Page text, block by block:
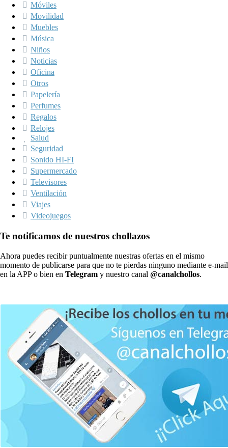
Móviles
Movilidad
Muebles
Música
Niños
Noticias
Oficina
Otros
Papelería
Perfumes
Regalos
Relojes
Salud
Seguridad
Sonido HI-FI
Supermercado
Televisores
Ventilación
Viajes
Videojuegos
Te notificamos de nuestros chollazos
Ahora puedes recibir puntualmente nuestras ofertas en el mismo
momento de publicarse para que no te pierdas ninguno mediante e-mail
en la APP o bien en Telegram y nuestro canal @canalchollos.